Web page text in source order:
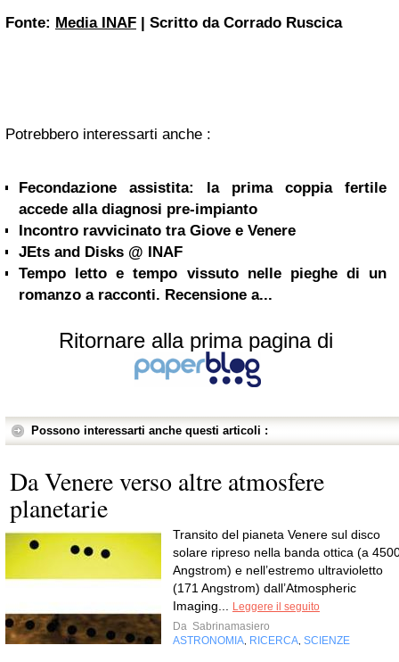
Fonte: Media INAF | Scritto da Corrado Ruscica
Potrebbero interessarti anche :
Fecondazione assistita: la prima coppia fertile
accede alla diagnosi pre-impianto
Incontro ravvicinato tra Giove e Venere
JEts and Disks @ INAF
Tempo letto e tempo vissuto nelle pieghe di un
romanzo a racconti. Recensione a...
Ritornare alla prima pagina di
Possono interessarti anche questi articoli :
Da Venere verso altre atmosfere
planetarie
Transito del pianeta Venere sul disco
solare ripreso nella banda ottica (a
Angstrom) e nell’estremo ultravioletto
(171 Angstrom) dall’Atmospheric
Imaging...
Leggere il seguito
Da Sabrinamasiero
ASTRONOMIA RICERCA SCIENZE